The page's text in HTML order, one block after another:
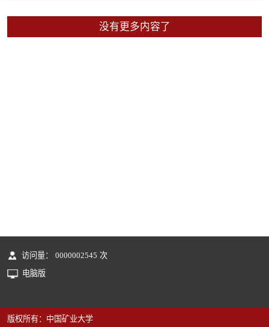
没有更多内容了
访问量： 0000002545 次
电脑版
版权所有：中国矿业大学